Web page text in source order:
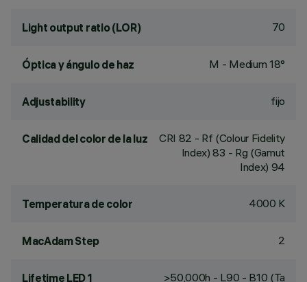
Light output ratio (LOR) 70
Óptica y ángulo de haz M - Medium 18°
Adjustability fijo
Calidad del color de la luz CRI 82 - Rf (Colour Fidelity
Index) 83 - Rg (Gamut
Index) 94
Temperatura de color 4000 K
MacAdam Step 2
Lifetime LED 1
>50,000h - L90 - B10 (Ta